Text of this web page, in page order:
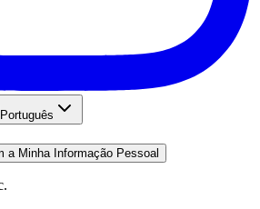
Português
a Minha Informação Pessoal